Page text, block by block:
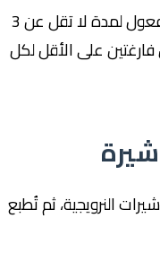
يجب أن يكون جواز السفر ساري المفعول لمدة لا تقل عن 3
على الأقل لكل
النرويجية، ثم تُطبع